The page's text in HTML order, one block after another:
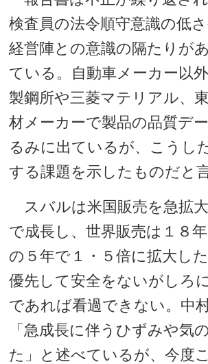
検査員の法令順守意識の低
経営陣との意識の隔たりが
ている。自動車メーカー以
製鋼所や三菱マテリアル、
材メーカーで製品の品質デ
るみに出ているが、こうし
する課題を示したものだと
スバルは米国販売を急拡
で成長し、世界販売は１８
の５年で１・５倍に拡大し
優先して安全をないがしろ
であれば看過できない。中
「急成長に伴うひずみや気
た」と述べているが、今度